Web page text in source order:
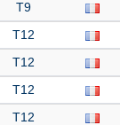
T9
T12
T12
T12
T12